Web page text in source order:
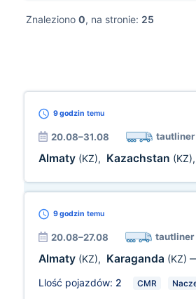
Znaleziono 0, na stronie: 25
9 godzin temu
20.08–31.08 tautliner
Almaty (KZ), Kazachstan (KZ),
9 godzin temu
20.08–27.08 tautliner
Almaty (KZ), Karaganda (KZ)
Llość pojazdów: 2 CMR